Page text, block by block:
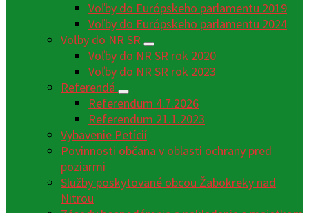
Voľby do Európskeho parlamentu 2019
Voľby do Európskeho parlamentu 2024
Voľby do NR SR
Voľby do NR SR rok 2020
Voľby do NR SR rok 2023
Referendá
Referendum 4.7.2026
Referendum 21.1.2023
Vybavenie Petícií
Povinnosti občana v oblasti ochrany pred
poziarmi
Služby poskytované obcou Žabokreky nad
Nitrou